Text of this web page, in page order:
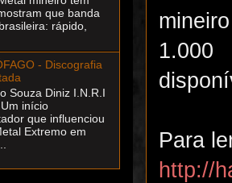
1.000
Para
http://
que banda
rápido,
- Discografia
Souza Diniz I.N.R.I
início
que influenciou
Extremo em